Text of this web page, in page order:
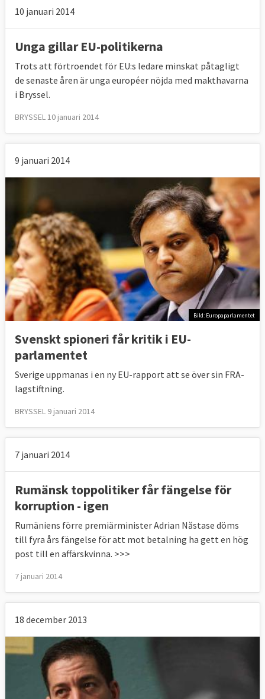
10 januari 2014
Unga gillar EU-politikerna
Trots att förtroendet för EU:s ledare minskat påtagligt
de senaste åren är unga européer nöjda med makthavarna
i Bryssel.
BRYSSEL 10 januari 2014
9 januari 2014
Bild: Europaparlamentet
Svenskt spioneri får kritik i EU-
parlamentet
Sverige uppmanas i en ny EU-rapport att se över sin FRA-
lagstiftning.
BRYSSEL 9 januari 2014
7 januari 2014
Rumänsk toppolitiker får fängelse för
korruption - igen
Rumäniens förre premiärminister Adrian Năstase döms
till fyra års fängelse för att mot betalning ha gett en hög
post till en affärskvinna. >>>
7 januari 2014
18 december 2013